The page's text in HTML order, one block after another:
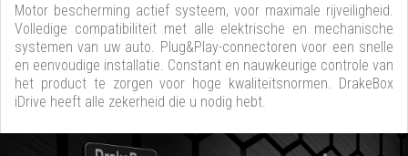
Motor bescherming actief systeem, voor maximale rijveiligheid.
Volledige compatibiliteit met alle elektrische en mechanische
systemen van uw auto. Plug&Play-connectoren voor een snelle
en eenvoudige installatie. Constant en nauwkeurige controle van
het product te zorgen voor hoge kwaliteitsnormen. DrakeBox
iDrive heeft alle zekerheid die u nodig hebt.